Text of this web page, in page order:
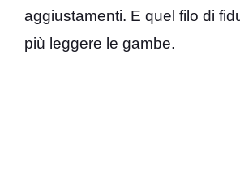
aggiustamenti. E quel filo di
più leggere le gambe.